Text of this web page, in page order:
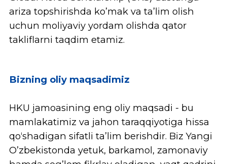
Bugungi kunda dunyo turli yoʻnalishlarda
faol taraqqiy etmoqda hamda bu jarayon fan
va texnologiyalarni takomillashtirish bilan
birga yuz bermoqda. Ma’lumki,
birinchi oʻringa chiqadi.
toʻrtinchi sanoat inqilobi amalga
oshirilmoqda, unda barcha mamlakatlar
turli bosqichlarda ishtirok etmoqda.
Oʻz navbatida Koreya Respublikasi bu
yoʻnalishda Oʻzbekiston Respublikasida